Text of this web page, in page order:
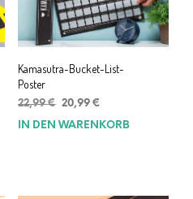
Kamasutra-Bucket-List-
Poster
22,99€ Ursprünglicher
Preis
20,99 €Aktueller
Preis
IN DEN WARENKORB